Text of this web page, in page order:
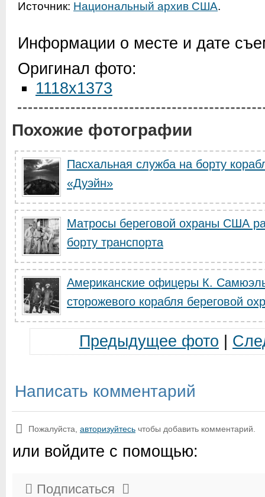
Источник: Национальный архив США.
Информации о месте и дате
Оригинал фото:
1118x1373
Похожие фотографии
Пасхальная служба на борту
«Дуэйн»
Матросы береговой охраны США
борту транспорта
Американские офицеры К.
сторожевого корабля береговой
Предыдущее фото
Написать комментарий
Пожалуйста, авторизуйтесь чтобы добавить комментарий.
или войдите с помощью:
Подписаться